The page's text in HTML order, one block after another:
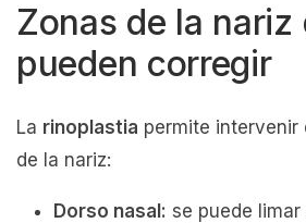
Zonas de la nariz
pueden corregir
La rinoplastia permite intervenir
de la nariz:
Dorso nasal: se puede